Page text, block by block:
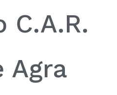
C.A.R.
Agra